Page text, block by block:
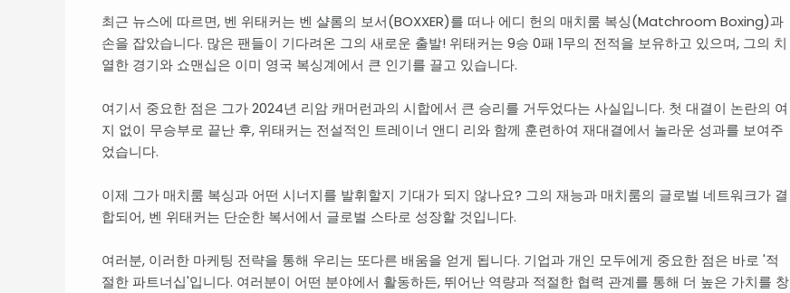
최근 뉴스에 따르면, 벤 위태커는 벤 샬롬의 보서(BOXXER)를 떠나 에디 헌의 매치룸 복싱(Matchroom Boxing)과
손을 잡았습니다. 많은 팬들이 기다려온 그의 새로운 출발! 위태커는 9승 0패 1무의 전적을 보유하고 있으며, 그의 치
열한 경기와 쇼맨십은 이미 영국 복싱계에서 큰 인기를 끌고 있습니다.
여기서 중요한 점은 그가 2024년 리암 캐머런과의 시합에서 큰 승리를 거두었다는 사실입니다. 첫 대결이 논란의 여
지 없이 무승부로 끝난 후, 위태커는 전설적인 트레이너 앤디 리와 함께 훈련하여 재대결에서 놀라운 성과를 보여주
었습니다.
이제 그가 매치룸 복싱과 어떤 시너지를 발휘할지 기대가 되지 않나요? 그의 재능과 매치룸의 글로벌 네트워크가 결
합되어, 벤 위태커는 단순한 복서에서 글로벌 스타로 성장할 것입니다.
여러분, 이러한 마케팅 전략을 통해 우리는 또다른 배움을 얻게 됩니다. 기업과 개인 모두에게 중요한 점은 바로 '적
절한 파트너십'입니다. 여러분이 어떤 분야에서 활동하든, 뛰어난 역량과 적절한 협력 관계를 통해 더 높은 가치를 창